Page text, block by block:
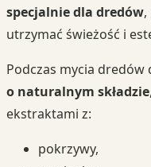
specjalnie dla dredów
utrzymać świeżość i
Podczas mycia dredów
o naturalnym składzie
ekstraktami z:
pokrzywy,